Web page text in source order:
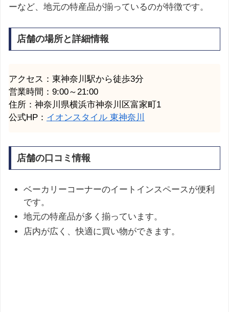
ーなど、地元の特産品が揃っているのが特徴です。
店舗の場所と詳細情報
アクセス：東神奈川駅から徒歩3分
営業時間：9:00～21:00
住所：神奈川県横浜市神奈川区富家町1
公式HP： イオンスタイル 東神奈川
店舗の口コミ情報
ベーカリーコーナーのイートインスペースが便利
です。
地元の特産品が多く揃っています。
店内が広く、快適に買い物ができます。